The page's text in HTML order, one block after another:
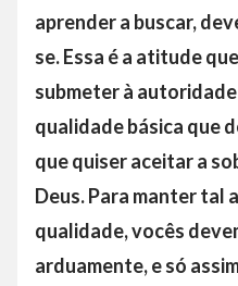
aprender a buscar,
se. Essa é a atitude
submeter à
qualidade básica que
que quiser aceitar a
Deus. Para manter tal
qualidade, vocês
arduamente, e só